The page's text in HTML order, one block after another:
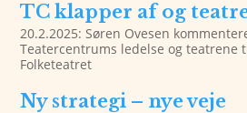
TC klapper af og
20.2.2025: Søren Ovesen
Teatercentrums ledelse og teatrene
Folketeatret
Ny strategi – nye veje